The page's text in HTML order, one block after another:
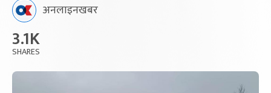
अनलाइनखबर
3.1K
SHARES